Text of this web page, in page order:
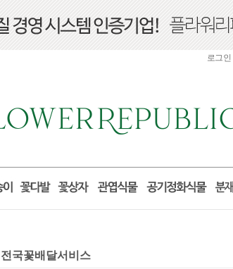
로그인
국꽃배달서비스